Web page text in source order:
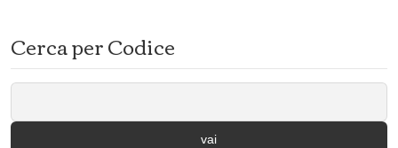
Cerca per Codice
vai